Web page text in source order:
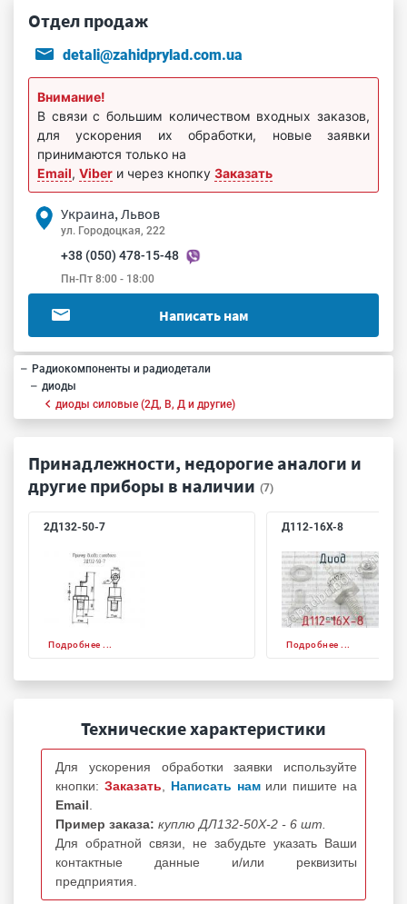
Отдел продаж
detali@zahidprylad.com.ua
Внимание!
В связи с большим количеством входных заказов,
для ускорения их обработки, новые заявки
принимаются только на
Email, Viber и через кнопку Заказать
Украина, Львов
ул. Городоцкая, 222
+38 (050) 478-15-48
Пн-Пт 8:00 - 18:00
Написать нам
Радиокомпоненты и радиодетали
диоды
диоды силовые (2Д, В, Д и другие)
Принадлежности, недорогие аналоги и
другие приборы в наличии (7)
2Д132-50-7
Подробнее ...
Д112-16Х-8
Подробнее ...
Технические характеристики
Для ускорения обработки заявки используйте
кнопки: Заказать Написать нам или пишите на
Email
Пример заказа: куплю ДЛ132-50Х-2 - 6 шт.
Для обратной связи, не забудьте указать Ваши
контактные данные и/или реквизиты
предприятия.